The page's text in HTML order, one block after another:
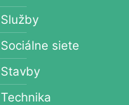
Služby
Sociálne siete
Stavby
Technika